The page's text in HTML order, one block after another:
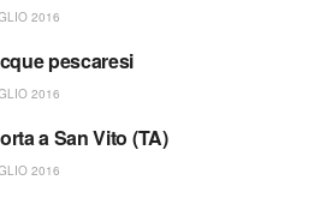
2016
pescaresi
2016
a San Vito (TA)
2016